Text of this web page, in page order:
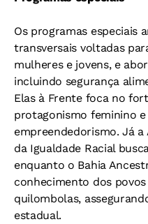
Os programas especiais
transversais voltadas
mulheres e jovens, e
incluindo segurança
Elas à Frente foca no
protagonismo feminino
empreendedorismo. Já a
da Igualdade Racial
enquanto o Bahia
conhecimento dos
quilombolas,
estadual.